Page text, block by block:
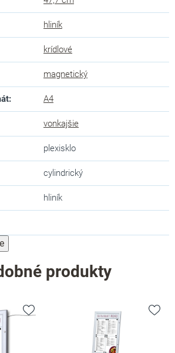
hliník
krídlové
magnetický
: A4
vonkajšie
plexisklo
cylindrický
hliník
produkty